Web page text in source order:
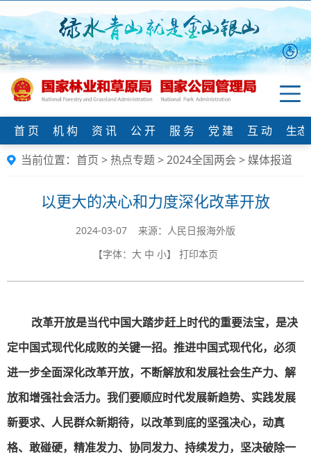
首 页 机 构 资 讯 公 开 服 务 党 建 互 动
生
当前位置： 首页 > 热点专题>2024全国两会 >媒体报道
以更大的决心和力度深化改革开放
2024-03-07 来源：人民日报海外版
【字体： 大 中 小】 打印本页
改革开放是当代中国大踏步赶上时代的重要法宝，是决
定中国式现代化成败的关键一招。推进中国式现代化，必须
进一步全面深化改革开放，不断解放和发展社会生产力、解
放和增强社会活力。我们要顺应时代发展新趋势、实践发展
新要求、人民群众新期待，以改革到底的坚强决心，动真
格、敢碰硬，精准发力、协同发力、持续发力，坚决破除一